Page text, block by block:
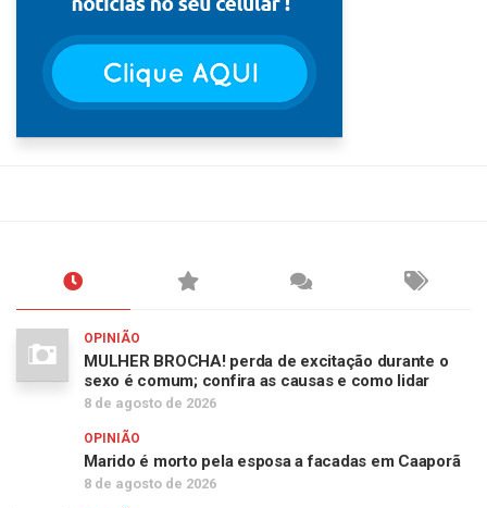
OPINIÃO
MULHER BROCHA! perda de excitação durante o
sexo é comum; confira as causas e como lidar
8 de agosto de 2026
OPINIÃO
Marido é morto pela esposa a facadas em Caaporã
8 de agosto de 2026